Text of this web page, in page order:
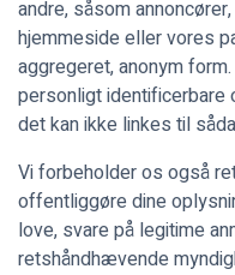
andre, såsom
hjemmeside eller vores
aggregeret, anonym
personligt identificerbare
det kan ikke linkes til
Vi forbeholder os også
offentliggøre dine
love, svare på legitime
retshåndhævende